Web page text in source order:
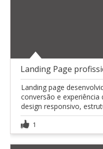
Landing Page
Landing page
conversão e
design responsivo,
1